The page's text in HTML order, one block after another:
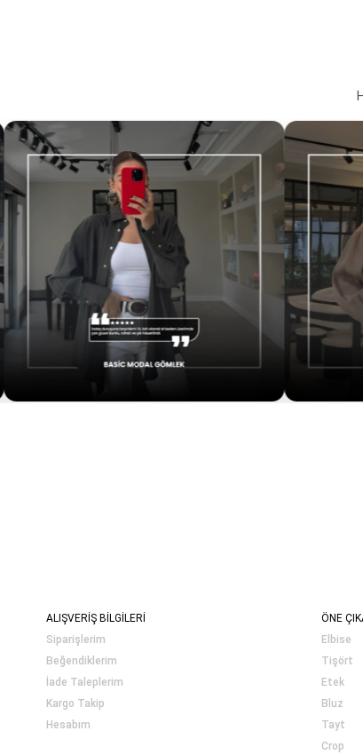
ALIŞVERİŞ BİLGİLERİ
Siparişlerim
Beğendiklerim
İade Taleplerim
Kargo Takip
Hesabım
ÖNE
Elbise
Tişört
Etek
Bluz
Tayt
Crop